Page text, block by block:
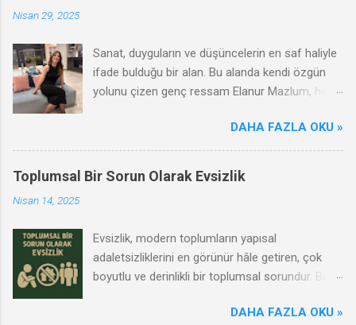
Nisan 29, 2025
Sanat, duyguların ve düşüncelerin en saf haliyle
ifade bulduğu bir alan. Bu alanda kendi özgün
yolunu çizen genç ressam Elanur Mazlum, hem
çekiyor. Renklerin ve formların ardına sakladığı
dünyasında kadının gücünü, gençliğin arayışını
ve sanatın dönüştürücü etkisini ustalıkla
zorlukları konuştuk. Bu keyifli röportajda onun
dünyasına bir pencere açmaya ne dersiniz?
DAHA FAZLA OKU »
Toplumsal Bir Sorun Olarak Evsizlik
Nisan 14, 2025
Evsizlik, modern toplumların yapısal
adaletsizliklerini en görünür hâle getiren, çok
boyutlu ve derinlikli bir toplumsal sorundur. Bu
bütünün yaşam kalitesini etkileyen bir krizdir.
DAHA FAZLA OKU »